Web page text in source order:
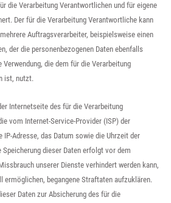
die Verarbeitung Verantwortlichen und für eigene
Der für die Verarbeitung Verantwortliche kann
Auftragsverarbeiter, beispielsweise einen
der die personenbezogenen Daten ebenfalls
die dem für die Verarbeitung
ist, nutzt.
Internetseite des für die Verarbeitung
vom Internet-Service-Provider (ISP) der
Adresse, das Datum sowie die Uhrzeit der
Speicherung dieser Daten erfolgt vor dem
unserer Dienste verhindert werden kann,
ermöglichen, begangene Straftaten aufzuklären.
Daten zur Absicherung des für die